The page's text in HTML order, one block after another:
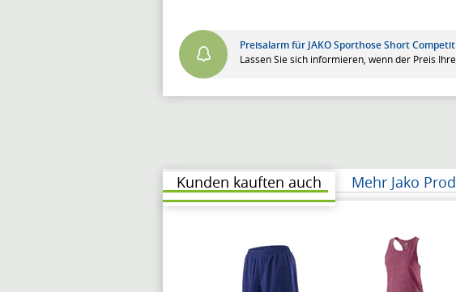
Preisalarm für JAKO Sporthose Short
Lassen Sie sich informieren, wenn der Preis
Kunden kauften auch Mehr Jako